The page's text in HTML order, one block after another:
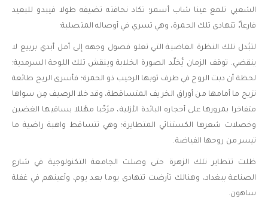
الشعبي تلمع عينا شاب أسمر؛ تكاد نحافته تضيفه طولا فيبدو للبعيد
فارعا.ً تتهادى تلك الحمرة، وهي تسري في أوصاله المتصلبة؛
لتبُدل تلك النظرة الغاضبة التي تعلو فصول وجهه إلى أمل أبدي بربيع لا
ينقضي. توقف الزمان يَُخلّد الصورة الخلابة وينقش تلك اللوحة السرمدية؛
لحظة أن دبت الروح في طرف ثوبها الرحيب ذو الحمرة؛ فأسرى الريح طائعة
تزيح ما أمامها من أوراق الخر يف المتساقطة، وقد خلا الرصيف مِن سواها
متفاخرا بمرورها على أحجاره البائدة الأزلية، مرُحِّبا مهُللا بساقيها الغضين
وخصلات شعرها الكستنائي المتطايرة؛ وهي تتساقط واهبة راضية ما
تيسر من روحها الفياضة.
ظلت تتطاير تلك الزهرة حتى وصلت الجامعة التكنولوجية في شارع
الصناعة ببغداد، وهنالك تأرضت تتهادى يوما بعد يوم، وأعينهم في غفلة
ساهون.